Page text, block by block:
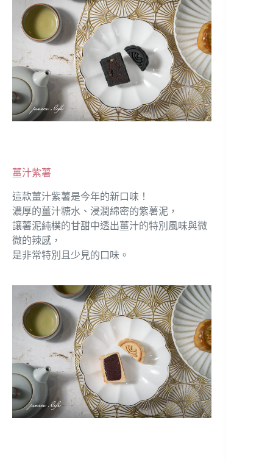
薑汁紫薯
這款薑汁紫薯是今年的新口味！
濃厚的薑汁糖水、浸潤綿密的紫薯泥，
讓薯泥純樸的甘甜中透出薑汁的特別風味與微
微的辣感，
是非常特別且少見的口味。